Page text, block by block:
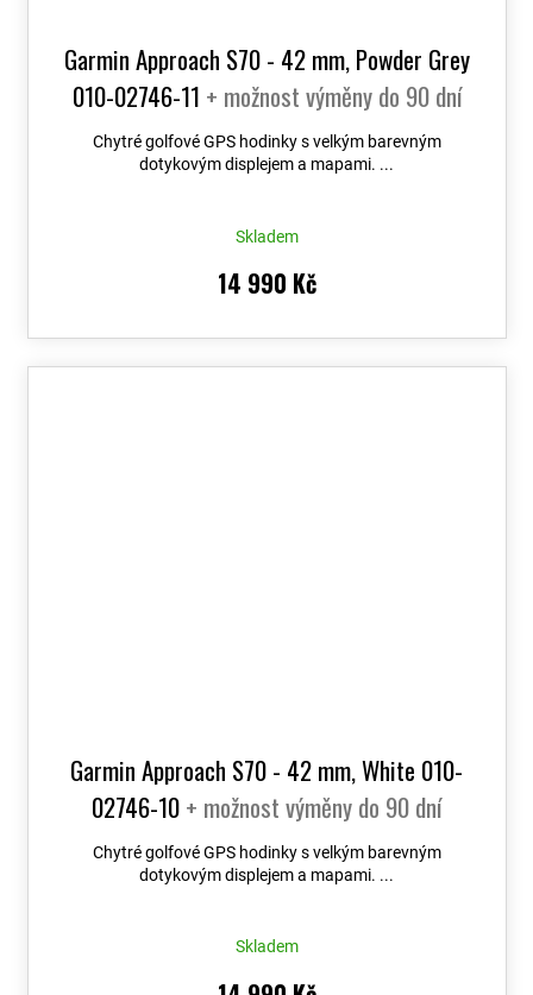
Garmin Approach S70 - 42 mm, Powder Grey
010-02746-11 + možnost výměny do 90 dní
Chytré golfové GPS hodinky s velkým barevným
dotykovým displejem a mapami. ...
Skladem
14 990 Kč
Garmin Approach S70 - 42 mm, White 010-
02746-10+ možnost výměny do 90 dní
Chytré golfové GPS hodinky s velkým barevným
dotykovým displejem a mapami. ...
Skladem